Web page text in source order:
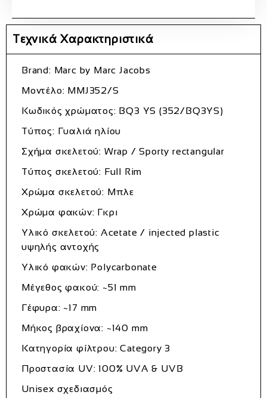
Τεχνικά Χαρακτηριστικά
Brand: Marc by Marc Jacobs
Μοντέλο: MMJ352/S
Κωδικός χρώματος: BQ3 YS (352/BQ3YS)
Τύπος: Γυαλιά ηλίου
Σχήμα σκελετού: Wrap / Sporty rectangular
Τύπος σκελετού: Full Rim
Χρώμα σκελετού: Μπλε
Χρώμα φακών: Γκρι
Υλικό σκελετού: Acetate / injected plastic
υψηλής αντοχής
Υλικό φακών: Polycarbonate
Μέγεθος φακού: ~51 mm
Γέφυρα: ~17 mm
Μήκος βραχίονα: ~140 mm
Κατηγορία φίλτρου: Category 3
Προστασία UV: 100% UVA & UVB
Unisex σχεδιασμός